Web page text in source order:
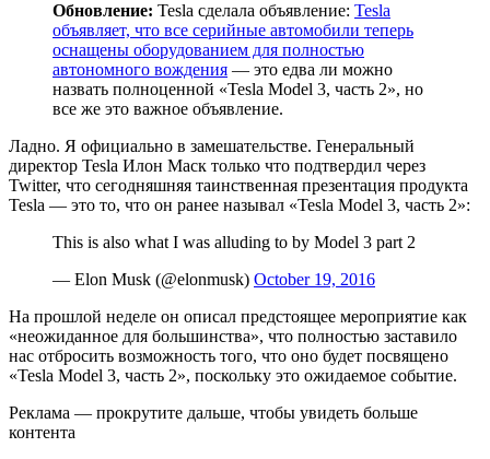
Обновление: Tesla сделала объявление: Tesla
объявляет, что все серийные автомобили теперь
оснащены оборудованием для полностью
автономного вождения — это едва ли можно
назвать полноценной «Tesla Model 3, часть 2», но
все же это важное объявление.
Ладно. Я официально в замешательстве. Генеральный
директор Tesla Илон Маск только что подтвердил через
Twitter, что сегодняшняя таинственная презентация продукта
Tesla — это то, что он ранее называл «Tesla Model 3, часть 2»:
This is also what I was alluding to by Model 3 part 2
— Elon Musk (@elonmusk) October 19, 2016
На прошлой неделе он описал предстоящее мероприятие как
«неожиданное для большинства», что полностью заставило
нас отбросить возможность того, что оно будет посвящено
«Tesla Model 3, часть 2», поскольку это ожидаемое событие.
Реклама — прокрутите дальше, чтобы увидеть больше
контента